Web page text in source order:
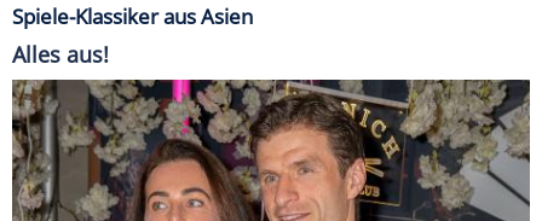
Spiele-Klassiker aus Asien
Alles aus!